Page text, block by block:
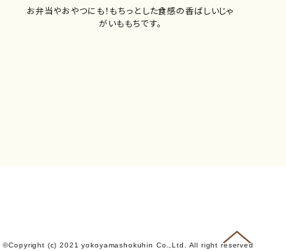
お弁当やおやつにも！もちっとした食感の香ばしいじゃ
がいももちです。
©Copyright (c) 2021 yokoyamashokuhin Co.,Ltd. All right reserved